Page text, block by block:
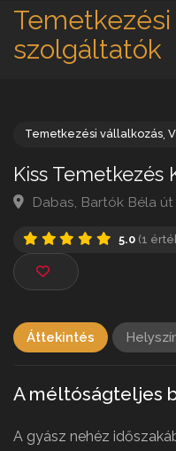
Temetkezési
szolgáltatók
Kiss Temetkezés
Áttekintés
A méltóságteljes
A gyász nehéz